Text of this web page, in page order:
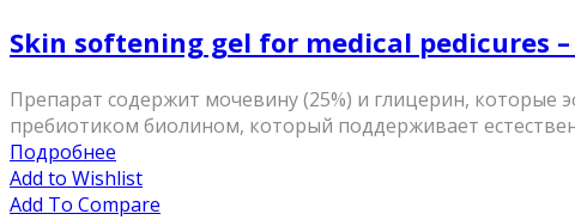
Skin softening gel for medical pedicures
Препарат содержит мочевину (25%) и глицерин,
пребиотиком биолином, который поддерживает
Подробнее
Add to Wishlist
Add To Compare